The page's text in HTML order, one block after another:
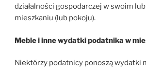
działalności gospodarczej w swoim
mieszkaniu (lub pokoju).
Meble i inne wydatki podatnika w
Niektórzy podatnicy ponoszą wydatki